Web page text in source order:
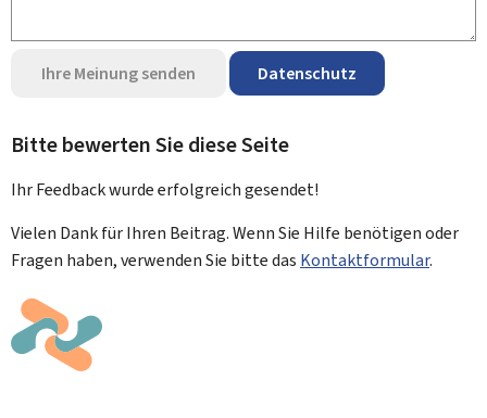
Ihre Meinung senden Datenschutz
Bitte bewerten Sie diese Seite
Ihr Feedback wurdeerfolgreichgesendet!
Vielen Dank für Ihren Beitrag. Wenn Sie Hilfe benötigen oder
Fragen haben, verwenden Sie bitte das Kontaktformular.